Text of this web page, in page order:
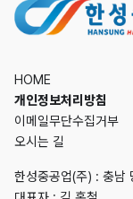
HOME
개인정보처리방침
이메일무단수집거부
오시는 길
한성중공업(주) : 충남